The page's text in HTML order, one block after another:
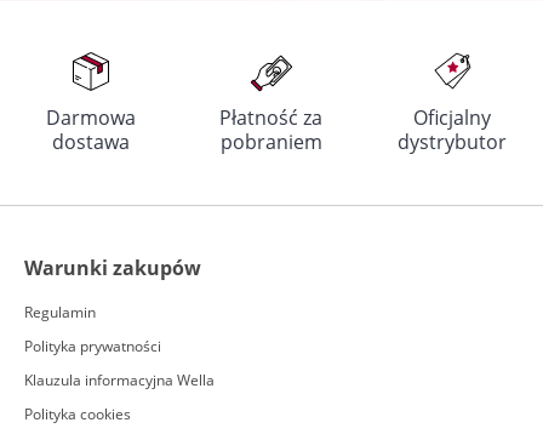
Darmowa
dostawa
Płatność za
pobraniem
Oficjalny
dystrybutor
Warunki zakupów
Regulamin
Polityka prywatności
Klauzula informacyjna Wella
Polityka cookies